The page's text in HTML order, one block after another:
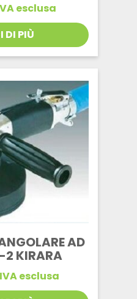
esclusa
DI PIÙ
AD
2 KIRARA
IVA esclusa